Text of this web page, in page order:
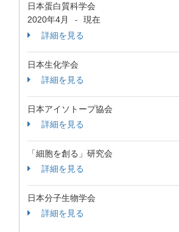
日本蛋白質科学会
2020年4月
-
現在
詳細を見る
日本生化学会
詳細を見る
日本アイソトープ協会
詳細を見る
「細胞を創る」研究会
詳細を見る
日本分子生物学会
詳細を見る